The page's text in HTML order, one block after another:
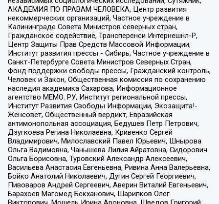
АКАДЕМИЯ ПО ПРАВАМ ЧЕЛОВЕКА, Центр развития
некоммерческих организаций, Частное учреждение в
Калининграде Совета Министров северных стран,
Гражданское содействие, Трансперенси Интернешнл-Р,
Центр Защиты Прав Средств Массовой Информации,
Институт развития прессы - Сибирь, Частное учреждение в
Санкт-Петербурге Совета Министров Северных Стран,
Фонд поддержки свободы прессы, Гражданский контроль,
Человек и Закон, Общественная комиссия по сохранению
наследия академика Сахарова, Информационное
агентство МЕМО. РУ, Институт региональной прессы,
Институт Развития Свободы Информации, Экозащита!-
Женсовет, Общественный вердикт, Евразийская
антимонопольная ассоциация, Бедушев Петр Петрович,
Дзугкоева Регина Николаевна, Кривенко Сергей
Владимирович, Милославский Павел Юрьевич, Шнырова
Ольга Вадимовна, Чанышева Лилия Айратовна, Сидорович
Ольга Борисовна, Туровский Александр Алексеевич,
Васильева Анастасия Евгеньевна, Ривина Анна Валерьевна,
Бойко Анатолий Николаевич, Дугин Сергей Георгиевич,
Пивоваров Андрей Сергеевич, Аверин Виталий Евгеньевич,
Барахоев Магомед Бекханович, Шарипков Олег